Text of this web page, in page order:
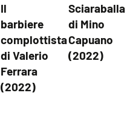
Il
barbiere
complottista
di Valerio
Ferrara
(2022)
Sciaraballa
di Mino
Capuano
(2022)